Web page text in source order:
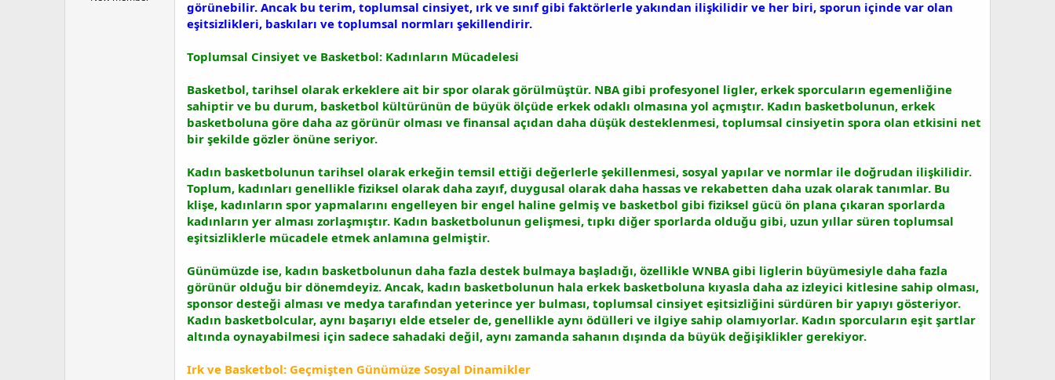
görünebilir. Ancak bu terim, toplumsal cinsiyet, ırk ve sınıf gibi faktörlerle yakından ilişkilidir ve her biri, sporun içinde var olan
eşitsizlikleri, baskıları ve toplumsal normları şekillendirir.
Toplumsal Cinsiyet ve Basketbol: Kadınların Mücadelesi
Basketbol, tarihsel olarak erkeklere ait bir spor olarak görülmüştür. NBA gibi profesyonel ligler, erkek sporcuların egemenliğine
sahiptir ve bu durum, basketbol kültürünün de büyük ölçüde erkek odaklı olmasına yol açmıştır. Kadın basketbolunun, erkek
basketboluna göre daha az görünür olması ve finansal açıdan daha düşük desteklenmesi, toplumsal cinsiyetin spora olan etkisini net
bir şekilde gözler önüne seriyor.
Kadın basketbolunun tarihsel olarak erkeğin temsil ettiği değerlerle şekillenmesi, sosyal yapılar ve normlar ile doğrudan ilişkilidir.
Toplum, kadınları genellikle fiziksel olarak daha zayıf, duygusal olarak daha hassas ve rekabetten daha uzak olarak tanımlar. Bu
klişe, kadınların spor yapmalarını engelleyen bir engel haline gelmiş ve basketbol gibi fiziksel gücü ön plana çıkaran sporlarda
kadınların yer alması zorlaşmıştır. Kadın basketbolunun gelişmesi, tıpkı diğer sporlarda olduğu gibi, uzun yıllar süren toplumsal
eşitsizliklerle mücadele etmek anlamına gelmiştir.
Günümüzde ise, kadın basketbolunun daha fazla destek bulmaya başladığı, özellikle WNBA gibi liglerin büyümesiyle daha fazla
görünür olduğu bir dönemdeyiz. Ancak, kadın basketbolunun hala erkek basketboluna kıyasla daha az izleyici kitlesine sahip olması,
sponsor desteği alması ve medya tarafından yeterince yer bulması, toplumsal cinsiyet eşitsizliğini sürdüren bir yapıyı gösteriyor.
Kadın basketbolcular, aynı başarıyı elde etseler de, genellikle aynı ödülleri ve ilgiye sahip olamıyorlar. Kadın sporcuların eşit şartlar
altında oynayabilmesi için sadece sahadaki değil, aynı zamanda sahanın dışında da büyük değişiklikler gerekiyor.
Irk ve Basketbol: Geçmişten Günümüze Sosyal Dinamikler